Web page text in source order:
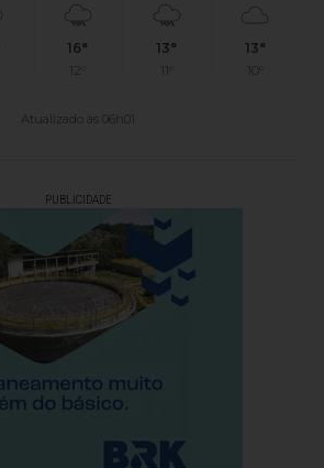
16°
12°
13°
11°
13°
10°
Atualizado às 06h01
PUBLICIDADE